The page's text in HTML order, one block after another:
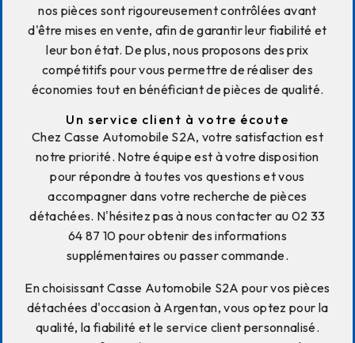
nos pièces sont rigoureusement contrôlées avant
d'être mises en vente, afin de garantir leur fiabilité et
leur bon état. De plus, nous proposons des prix
compétitifs pour vous permettre de réaliser des
économies tout en bénéficiant de pièces de qualité.
Un service client à votre écoute
Chez Casse Automobile S2A, votre satisfaction est
notre priorité. Notre équipe est à votre disposition
pour répondre à toutes vos questions et vous
accompagner dans votre recherche de pièces
détachées. N'hésitez pas à nous contacter au 02 33
64 87 10 pour obtenir des informations
supplémentaires ou passer commande.
En choisissant Casse Automobile S2A pour vos pièces
détachées d'occasion à Argentan, vous optez pour la
qualité, la fiabilité et le service client personnalisé.